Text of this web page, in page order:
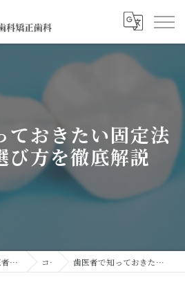
ておきたい固定法
び方を徹底解説
大阪府大阪市西区の歯医者なら境川おとな・こども歯科 矯正歯科 コラム 歯医者で知っておきたい固定法の種類と選び方を徹底解説